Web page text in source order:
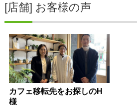
[店舗] お客様の声
カフェ移転先をお探しのH
様